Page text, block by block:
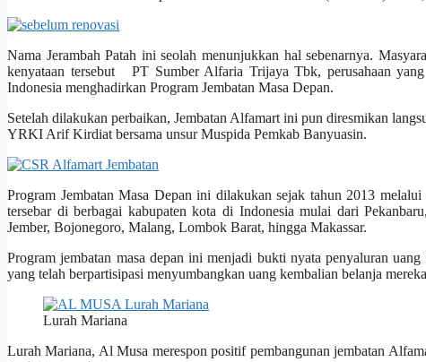
Nama Jerambah Patah ini seolah menunjukkan hal sebenarnya.
kenyataan tersebut PT Sumber Alfaria Trijaya Tbk, perusahaan
Indonesia menghadirkan Program Jembatan Masa Depan.
Setelah dilakukan perbaikan, Jembatan Alfamart ini pun diresmikan
YRKI Arif Kirdiat bersama unsur Muspida Pemkab Banyuasin.
Program Jembatan Masa Depan ini dilakukan sejak tahun 2013
tersebar di berbagai kabupaten kota di Indonesia mulai dari
Jember, Bojonegoro, Malang, Lombok Barat, hingga Makassar.
Program jembatan masa depan ini menjadi bukti nyata penyaluran
yang telah berpartisipasi menyumbangkan uang kembalian belanja
Lurah Mariana
Lurah Mariana, Al Musa merespon positif pembangunan jembatan